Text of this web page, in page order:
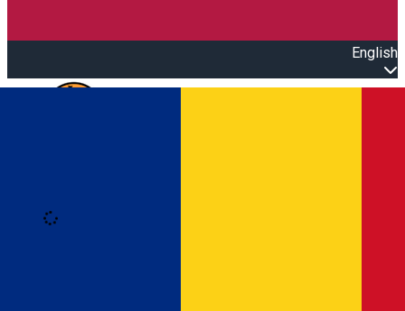
English